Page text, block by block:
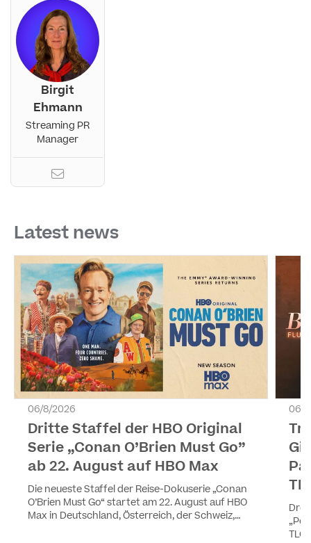
Birgit
Ehmann
Streaming PR
Manager
Latest news
06/8/2026
Dritte Staffel der HBO Original
Serie „Conan O’Brien Must Go”
ab 22. August auf HBO Max
Die neueste Staffel der Reise-Dokuserie „Conan
O’Brien Must Go“ startet am 22. August auf HBO
Max in Deutschland, Österreich, der Schweiz,
06/
TLC